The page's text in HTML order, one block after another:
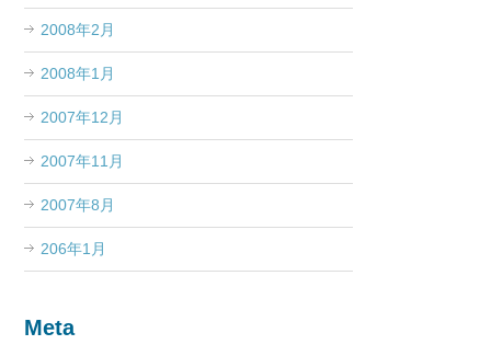
2008年2月
2008年1月
2007年12月
2007年11月
2007年8月
206年1月
Meta